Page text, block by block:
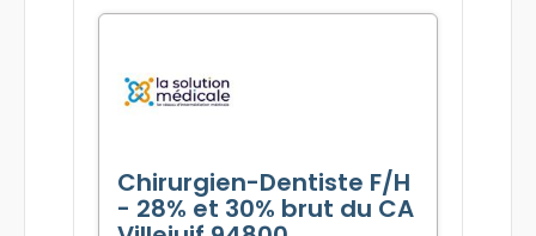
Chirurgien-Dentiste F/H
- 28% et 30% brut du CA